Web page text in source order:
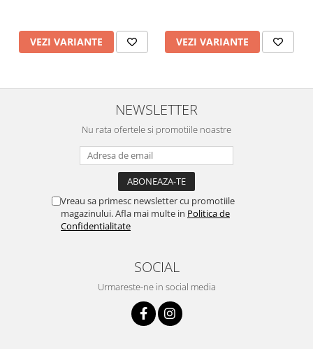
VEZI VARIANTE VEZI VARIANTE
NEWSLETTER
Nu rata ofertele si promotiile noastre
Vreau sa primesc newsletter cu promotiile
magazinului. Afla mai multe in Politica de
Confidentialitate
SOCIAL
Urmareste-ne in social media